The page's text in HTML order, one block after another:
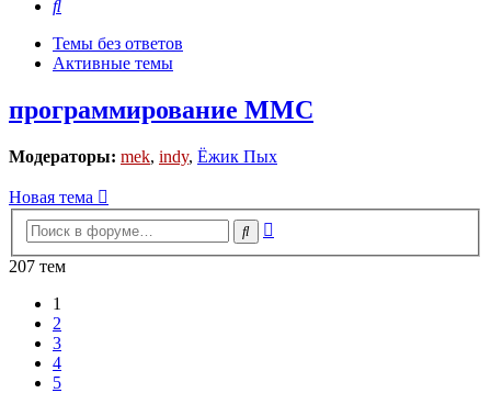
Поиск
Темы без ответов
Активные темы
программирование MMC
Модераторы: mek, indy, Ёжик Пых
Новая тема
Поиск
207 тем
1
2
3
4
5